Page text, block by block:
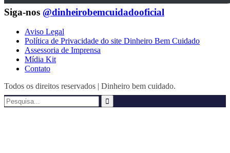
Siga-nos @dinheirobemcuidadooficial
Aviso Legal
Política de Privacidade do site Dinheiro Bem Cuidado
Assessoria de Imprensa
Mídia Kit
Contato
Todos os direitos reservados | Dinheiro bem cuidado.